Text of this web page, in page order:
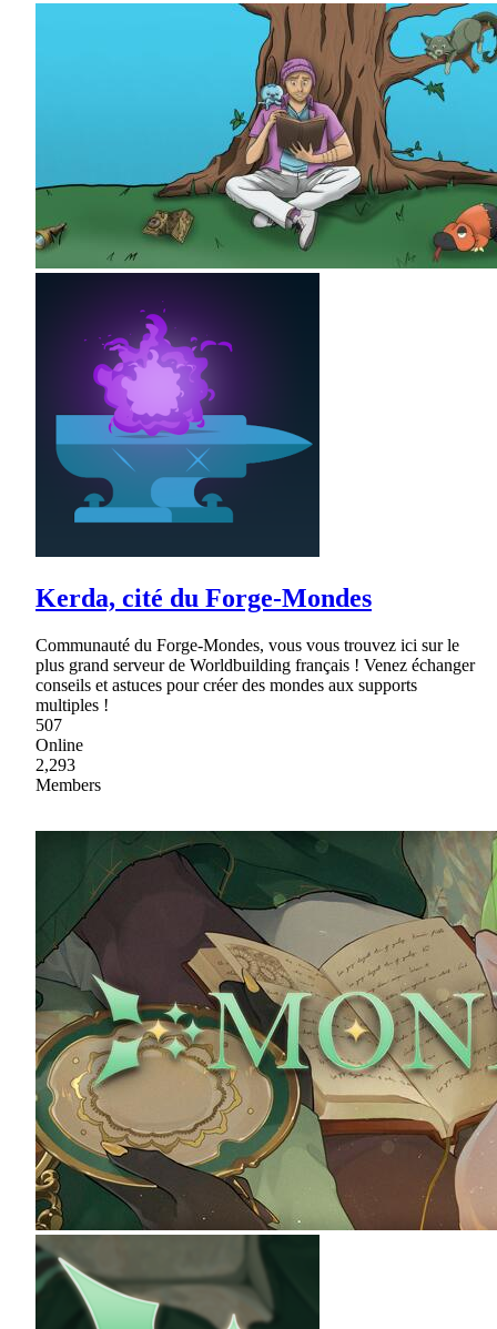
Kerda, cité du Forge-Mondes
Communauté du Forge-Mondes, vous vous trouvez ici sur le
plus grand serveur de Worldbuilding français ! Venez échanger
conseils et astuces pour créer des mondes aux supports
multiples !
507
Online
2,293
Members